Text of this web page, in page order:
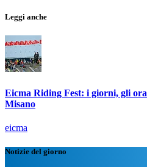
Leggi anche
Eicma Riding Fest: i giorni, gli
Misano
eicma
Notizie del giorno